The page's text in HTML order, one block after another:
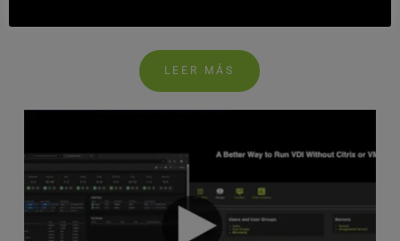
LEER MÁS